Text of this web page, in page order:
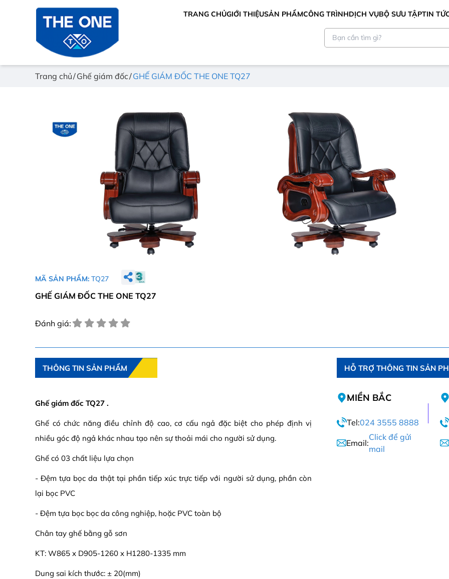
TRANG CHỦGIỚI THIỆUSẢN PHẨMCÔNG TRÌNHDỊCH VỤBỘ SƯU TẬPTIN
Trang chủ Ghế giám đốc GHẾ GIÁM ĐỐC THE ONE TQ27
MÃ SẢN PHẨM: TQ27
GHẾ GIÁM ĐỐC THE ONE TQ27
Đánh giá:
THÔNG TIN SẢN PHẨM
Ghế giám đốc TQ27 .
Ghế có chức năng điều chỉnh độ cao, cơ cấu ngả đặc biệt cho phép định vị
nhiều góc độ ngả khác nhau tạo nên sự thoải mái cho người sử dụng.
Ghế có 03 chất liệu lựa chọn
- Đệm tựa bọc da thật tại phần tiếp xúc trực tiếp với người sử dụng, phần còn
lại bọc PVC
- Đệm tựa bọc bọc da công nghiệp, hoặc PVC toàn bộ
Chân tay ghế bằng gỗ sơn
KT: W865 x D905-1260 x H1280-1335 mm
Dung sai kích thước: ± 20(mm)
HỖ TRỢ THÔNG TIN SẢN
MIỀN BẮC
Tel:024 3555 8888
Email:
Click để gửi
mail